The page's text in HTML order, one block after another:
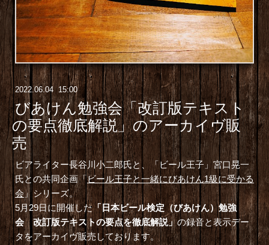
2022.06.04 15:00
びあけん勉強会「改訂版テキスト
の要点徹底解説」のアーカイヴ販
売
ビアライター長谷川小二郎氏と、「ビール王子」宮口晃一
氏との共同企画「ビール王子と一緒にびあけん1級に受かる
会」シリーズ。
5月29日に開催した「日本ビール検定（びあけん）勉強
会 改訂版テキストの要点を徹底解説」の録音と表示デー
タをアーカイヴ販売しております。